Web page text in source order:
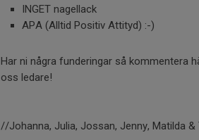
INGET nagellack
APA (Alltid Positiv Attityd) :-)
Har ni några funderingar så kommentera
oss ledare!
//Johanna, Julia, Jossan, Jenny, Matilda &